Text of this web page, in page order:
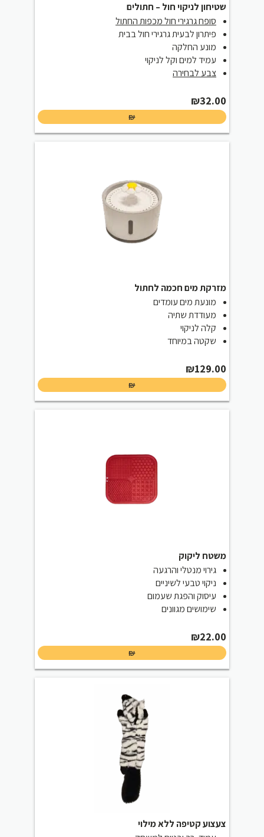
שטיחון לניקוי חול – חתולים
סופח גרגירי חול מכפות החתול
פיתרון לבעית גרגירי חול בבית
מונע החלקה
עמיד למים וקל לניקוי
צבע לבחירה
₪32.00
₪
מזרקת מים חכמה לחתול
מונעת מים עומדים
מעודדת שתיה
קלה לניקוי
שקטה במיוחד
₪129.00
₪
משטח ליקוק
גירוי מנטלי והרגעה
ניקוי טבעי לשיניים
עיסוק והפגת שעמום
שימושים מגוונים
₪22.00
₪
צעצוע קטיפה ללא מילוי